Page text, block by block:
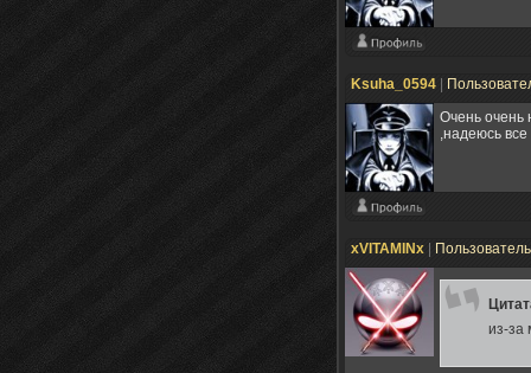
Ksuha_0594
Очень очень
,надеюсь
xVITAMINx
из-за